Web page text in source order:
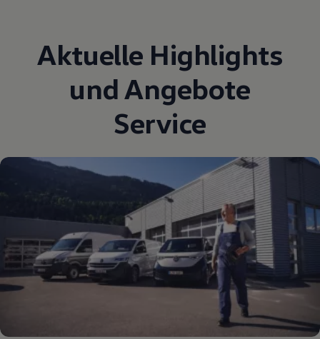
Aktuelle Highlights
und Angebote
Service